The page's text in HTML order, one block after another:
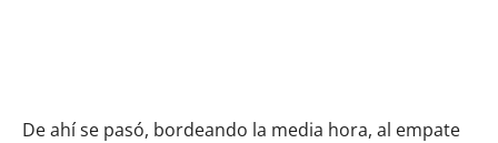
De ahí se pasó, bordeando la media hora, al empate